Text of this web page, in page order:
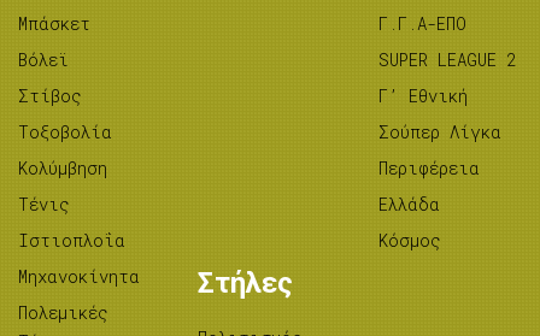
Μπάσκετ
Βόλεϊ
Στίβος
Tοξοβολία
Κολύμβηση
Τένις
Ιστιοπλοΐα
Μηχανοκίνητα
Πολεμικές
Γ.Γ.Α-ΕΠΟ
SUPER LEAGUE 2
Γ’ Εθνική
Σούπερ Λίγκα
Περιφέρεια
Ελλάδα
Κόσμος
Στήλες